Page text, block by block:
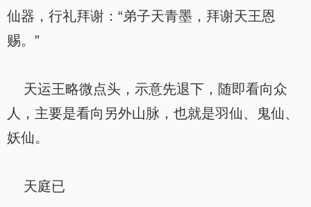
仙器，行礼拜谢：“弟子天青墨，拜谢天王恩
赐。”
天运王略微点头，示意先退下，随即看向众
人，主要是看向另外山脉，也就是羽仙、鬼仙、
妖仙。
天庭已